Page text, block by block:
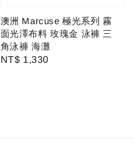
澳洲 Marcuse 極光系列 霧
面光澤布料 玫瑰金 泳褲 三
角泳褲 海灘
Regular
NT$ 1,330